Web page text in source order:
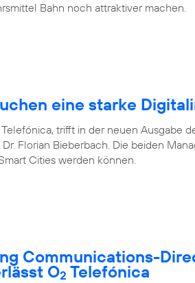
Bahn noch attraktiver machen.
eine starke
Telefónica, trifft in der neuen Ausgabe
Florian Bieberbach. Die beiden
Cities werden können.
Communications-
O2 Telefónica